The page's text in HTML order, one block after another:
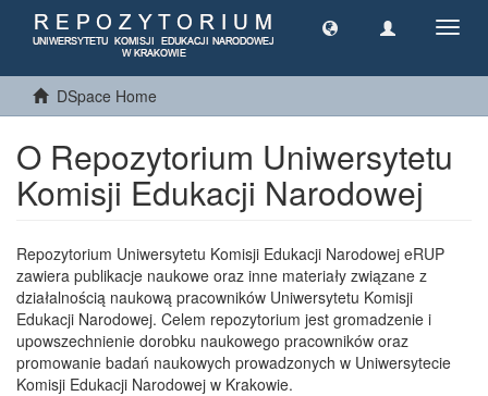
DSpace Home
O Repozytorium Uniwersytetu
Komisji Edukacji Narodowej
Repozytorium Uniwersytetu Komisji Edukacji Narodowej eRUP
zawiera publikacje naukowe oraz inne materiały związane z
działalnością naukową pracowników Uniwersytetu Komisji
Edukacji Narodowej. Celem repozytorium jest gromadzenie i
upowszechnienie dorobku naukowego pracowników oraz
promowanie badań naukowych prowadzonych w Uniwersytecie
Komisji Edukacji Narodowej w Krakowie.